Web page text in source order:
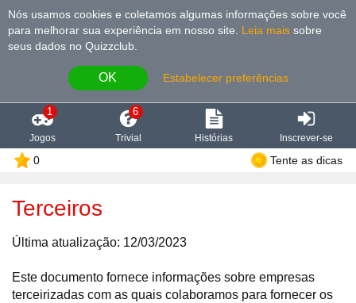
Nós usamos cookies e coletamos algumas informações sobre você
para melhorar sua experiência em nosso site
Leia mais sobre
seus dados no Quizzclub.
OK Estabelecer preferências
1
Jogos
6
Trivial Histórias Inscrever-se
0 Tente as dicas
Terceiros
Última atualização: 12/03/2023
Este documento fornece informações sobre empresas
terceirizadas com as quais colaboramos para fornecer os